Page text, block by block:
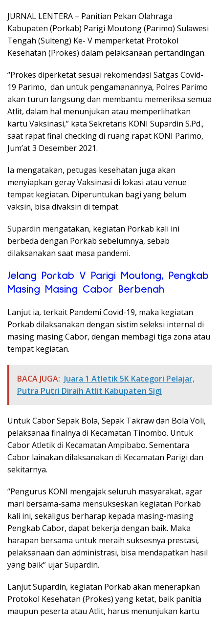
JURNAL LENTERA – Panitian Pekan Olahraga
Kabupaten (Porkab) Parigi Moutong (Parimo) Sulawesi
Tengah (Sulteng) Ke- V memperketat Protokol
Kesehatan (Prokes) dalam pelaksanaan pertandingan.
“Prokes diperketat sesuai rekomendasi Satgas Covid-
19 Parimo, dan untuk pengamanannya, Polres Parimo
akan turun langsung dan membantu memeriksa semua
Atlit, dalam hal menunjukan atau memperlihatkan
kartu Vaksinasi,” kata Sekretaris KONI Supardin S.Pd.,
saat rapat final checking di ruang rapat KONI Parimo,
Jum’at 3 Desember 2021.
Ia mengatakan, petugas kesehatan juga akan
menyiapkan geray Vaksinasi di lokasi atau venue
tempat kegiatan. Diperuntukan bagi yang belum
vaksin, bisa divaksin di tempat.
Supardin mengatakan, kegiatan Porkab kali ini
berbeda dengan Porkab sebelumnya, sebab
dilaksanakan saat masa pandemi.
Jelang Porkab V Parigi Moutong, Pengkab
Masing Masing Cabor Berbenah
Lanjut ia, terkait Pandemi Covid-19, maka kegiatan
Porkab dilaksanakan dengan sistim seleksi internal di
masing masing Cabor, dengan membagi tiga zona atau
tempat kegiatan.
BACA JUGA: Juara 1 Atletik 5K Kategori Pelajar,
Putra Putri Diraih Atlit Kabupaten Sigi
Untuk Cabor Sepak Bola, Sepak Takraw dan Bola Voli,
pelaksanaa finalnya di Kecamatan Tinombo. Untuk
Cabor Atletik di Kecamatan Ampibabo. Sementara
Cabor lainakan dilaksanakan di Kecamatan Parigi dan
sekitarnya.
“Pengurus KONI mengajak seluruh masyarakat, agar
mari bersama-sama mensukseskan kegiatan Porkab
kali ini, sekaligus berharap kepada masing-masing
Pengkab Cabor, dapat bekerja dengan baik. Maka
harapan bersama untuk meraih suksesnya prestasi,
pelaksanaan dan administrasi, bisa mendapatkan hasil
yang baik” ujar Supardin.
Lanjut Supardin, kegiatan Porkab akan menerapkan
Protokol Kesehatan (Prokes) yang ketat, baik panitia
maupun peserta atau Atlit, harus menunjukan kartu